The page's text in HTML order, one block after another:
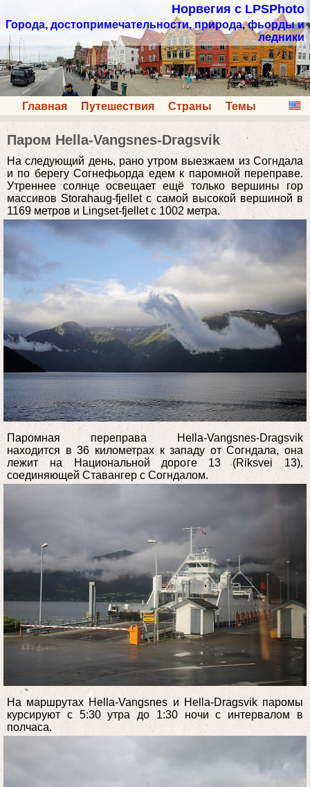
Норвегия с LPSPhoto
Города, достопримечательности, природа, фьорды и
ледники
Главная Путешествия Страны Темы
Паром Hella-Vangsnes-Dragsvik
На следующий день, рано утром выезжаем из Согндала
и по берегу Согнефьорда едем к паромной переправе.
Утреннее солнце освещает ещё только вершины гор
массивов Storahaug-fjellet с самой высокой вершиной в
1169 метров и Lingset-fjellet с 1002 метра.
Паромная переправа Hella-Vangsnes-Dragsvik
находится в 36 километрах к западу от Согндала, она
лежит на Национальной дороге 13 (Riksvei 13),
соединяющей Ставангер с Согндалом.
На маршрутах Hella-Vangsnes и Hella-Dragsvik паромы
курсируют с 5:30 утра до 1:30 ночи с интервалом в
полчаса.